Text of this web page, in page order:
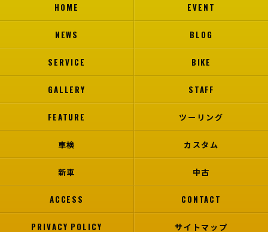
HOME EVENT
NEWS BLOG
SERVICE BIKE
GALLERY STAFF
FEATURE ツーリング
車検 カスタム
新車 中古
ACCESS CONTACT
PRIVACY POLICY サイトマップ